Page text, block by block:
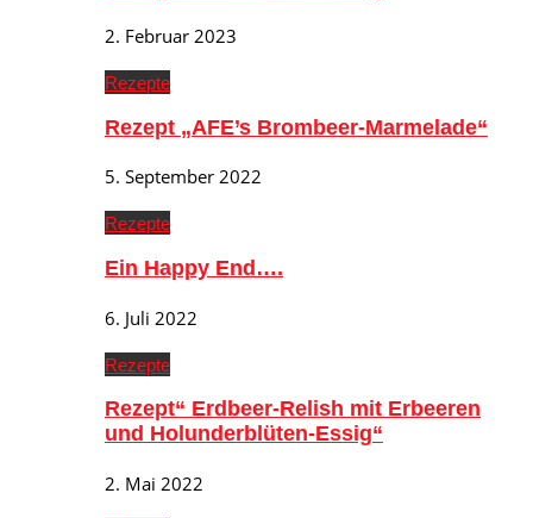
2. Februar 2023
Rezepte
Rezept „AFE’s Brombeer-Marmelade“
5. September 2022
Rezepte
Ein Happy End….
6. Juli 2022
Rezepte
Rezept“ Erdbeer-Relish mit Erbeeren
und Holunderblüten-Essig“
2. Mai 2022